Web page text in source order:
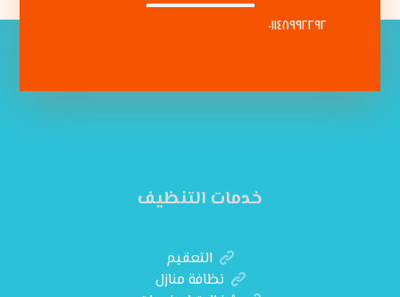
٠١١٤٨٩٩٢٢٩٢
خدمات التنظيف
التعقيم
نظافة منازل